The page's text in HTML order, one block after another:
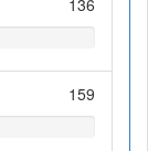
136
159